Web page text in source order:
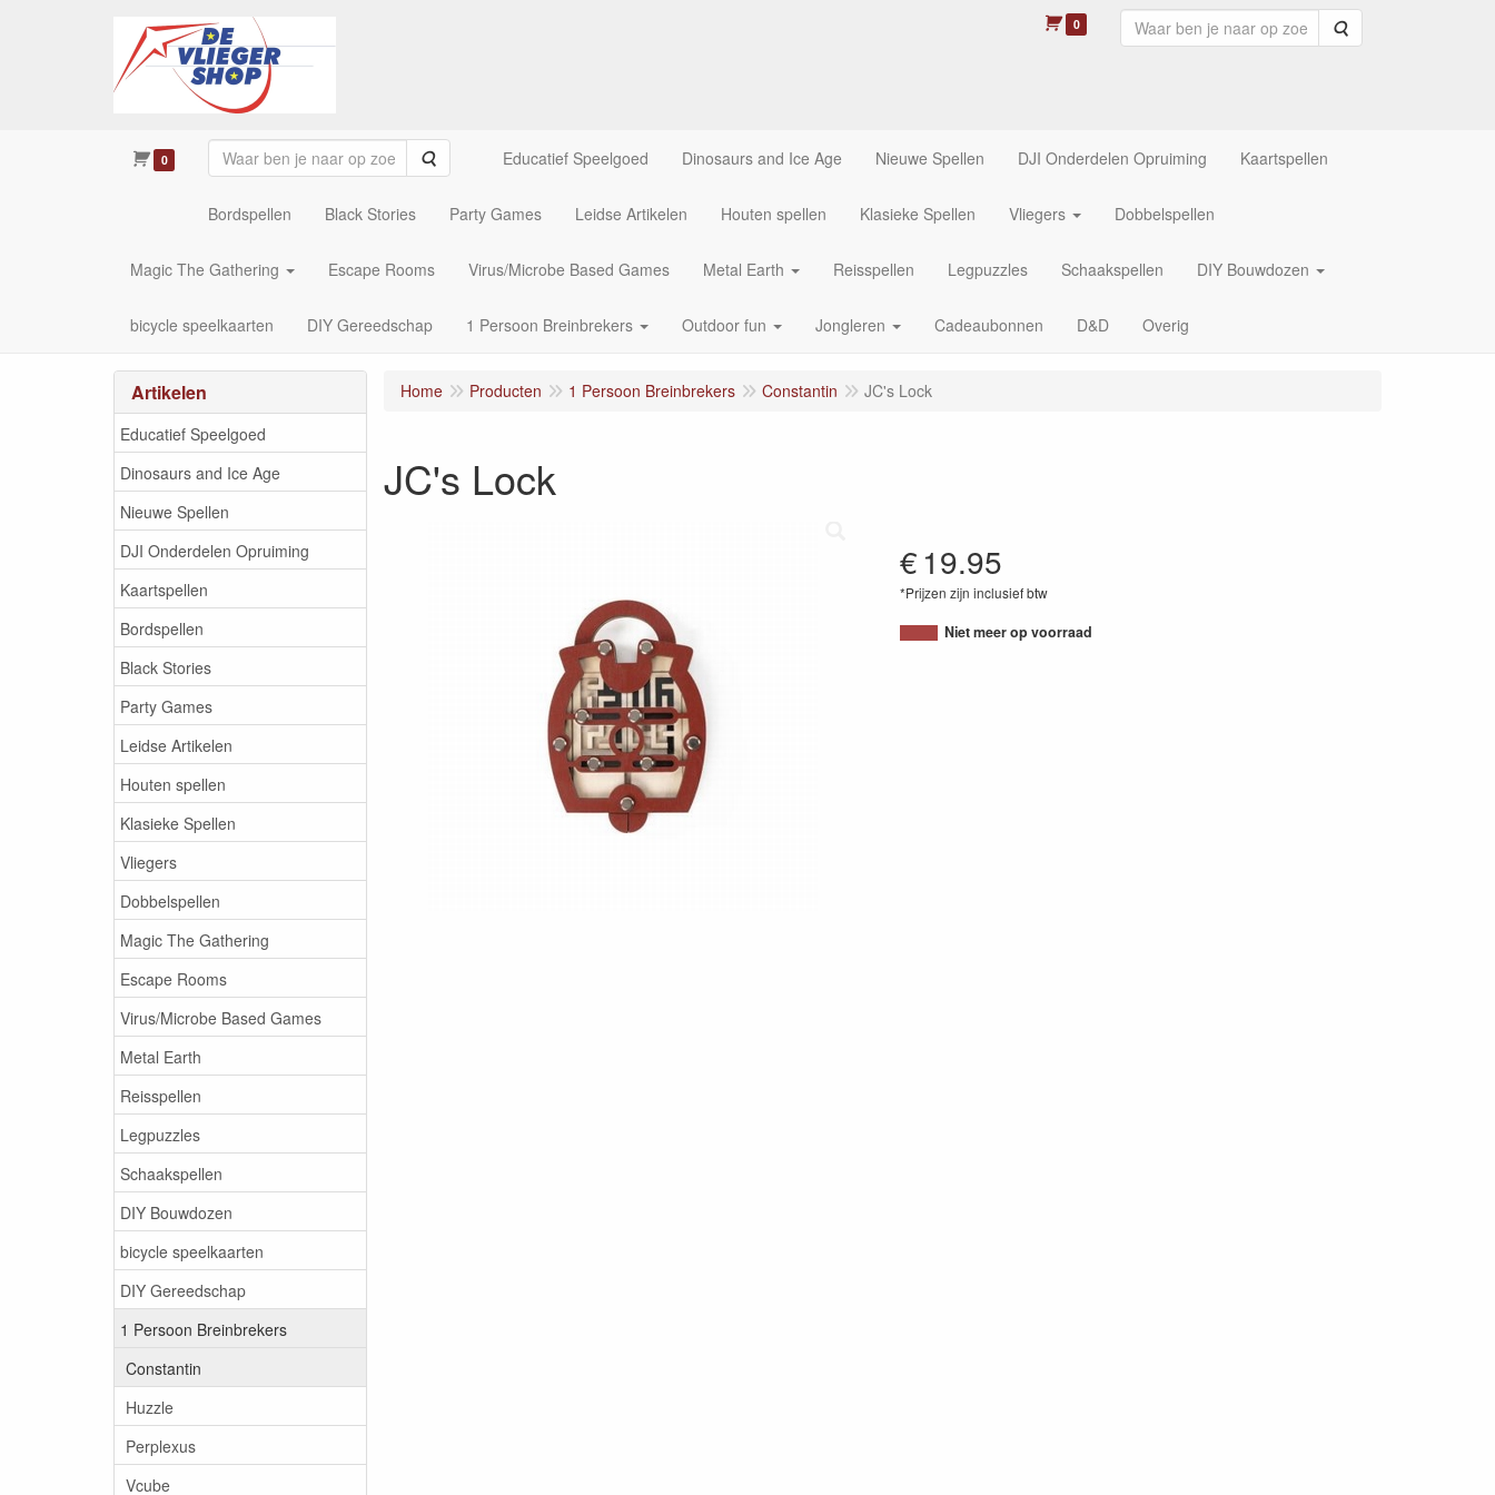
0 Zoeken
0 Zoeken Educatief Speelgoed Dinosaurs and Ice Age Nieuwe Spellen DJI Onderdelen Opruiming Kaartspellen
Bordspellen Black Stories Party Games Leidse Artikelen Houten spellen Klasieke Spellen Vliegers Dobbelspellen
Magic The Gathering Escape Rooms Virus/Microbe Based Games Metal Earth Reisspellen Legpuzzles Schaakspellen DIY Bouwdozen
bicycle speelkaarten DIY Gereedschap 1 Persoon Breinbrekers Outdoor fun Jongleren Cadeaubonnen D&D Overig
Artikelen
Educatief Speelgoed
Dinosaurs and Ice Age
Nieuwe Spellen
DJI Onderdelen Opruiming
Kaartspellen
Bordspellen
Black Stories
Party Games
Leidse Artikelen
Houten spellen
Klasieke Spellen
Vliegers
Dobbelspellen
Magic The Gathering
Escape Rooms
Virus/Microbe Based Games
Metal Earth
Reisspellen
Legpuzzles
Schaakspellen
DIY Bouwdozen
bicycle speelkaarten
DIY Gereedschap
1 Persoon Breinbrekers
Constantin
Huzzle
Perplexus
Vcube
Home Producten 1 Persoon Breinbrekers Constantin JC's Lock
JC's Lock
€19.95
*Prijzen zijn inclusief btw
8717278851655
Niet meer op voorraad